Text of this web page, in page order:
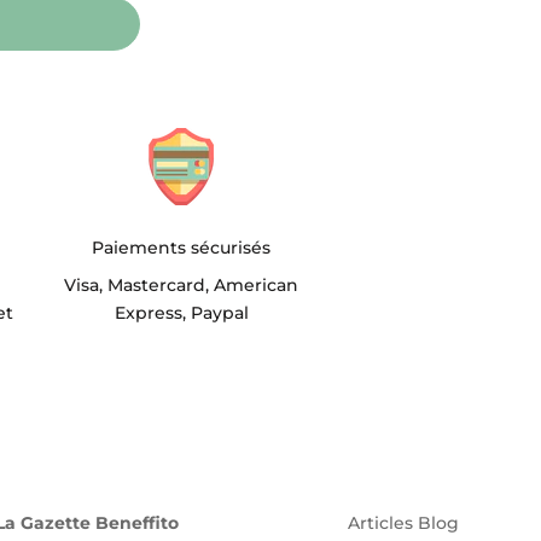
Paiements sécurisés
Visa, Mastercard, American
Express, Paypal
Gazette Beneffito Articles Blog